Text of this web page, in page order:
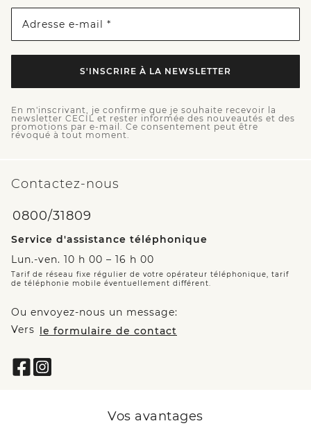
Adresse e-mail *
S'INSCRIRE À LA NEWSLETTER
En m'inscrivant, je confirme que je souhaite recevoir la
newsletter CECIL et rester informée des nouveautés et des
promotions par e-mail. Ce consentement peut être
révoqué à tout moment.
Contactez-nous
0800/31809
Service d'assistance téléphonique
Lun.-ven. 10 h 00 – 16 h 00
Tarif de réseau fixe régulier de votre opérateur téléphonique, tarif
de téléphonie mobile éventuellement différent.
Ou envoyez-nous un message:
Vers le formulaire de contact
Vos avantages